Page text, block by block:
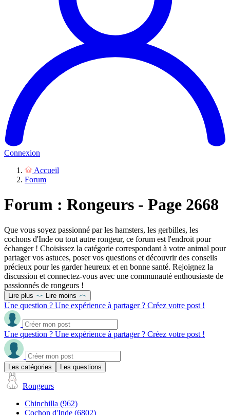
Connexion
Accueil
Forum
Forum : Rongeurs - Page 2668
Que vous soyez passionné par les hamsters, les gerbilles, les
cochons d'Inde ou tout autre rongeur, ce forum est l'endroit pour
échanger ! Choisissez la catégorie correspondant à votre animal pour
partager vos astuces, poser vos questions et découvrir des conseils
précieux pour les garder heureux et en bonne santé. Rejoignez la
discussion et connectez-vous avec une communauté enthousiaste de
passionnés de rongeurs !
Lire plus Lire moins
Une question ? Une expérience à partager ? Créez votre post !
Une question ? Une expérience à partager ? Créez votre post !
Les catégories Les questions
Rongeurs
Chinchilla (962)
Cochon d'Inde (6802)